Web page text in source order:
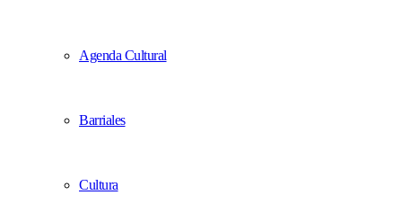
Agenda Cultural
Barriales
Cultura